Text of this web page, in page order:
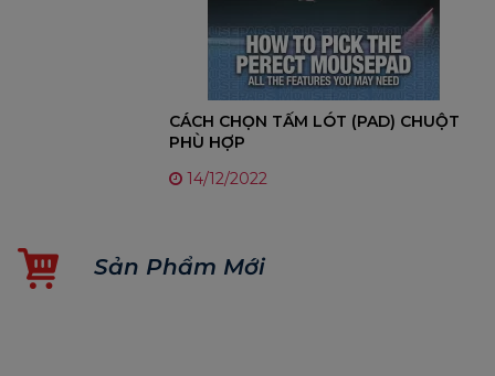
CÁCH CHỌN TẤM LÓT (PAD) CHUỘT
PHÙ HỢP
14/12/2022
Sản Phẩm Mới